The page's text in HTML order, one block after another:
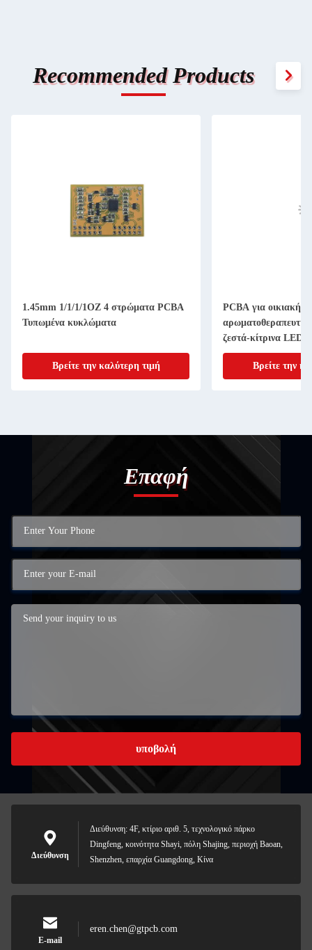
Recommended Products
1.45mm 1/1/1/1OZ 4 στρώματα PCBA
Τυπωμένα κυκλώματα
Βρείτε την καλύτερη τιμή
PCBA για οικιακή
ζεστά-κίτρινα LED
Βρείτε την
Επαφή
υποβολή
Διεύθυνση
Διεύθυνση: 4F, κτίριο αριθ. 5, τεχνολογικό πάρκο
Dingfeng, κοινότητα Shayi, πόλη Shajing, περιοχή Baoan,
Shenzhen, επαρχία Guangdong, Κίνα
E-mail
eren.chen@gtpcb.com